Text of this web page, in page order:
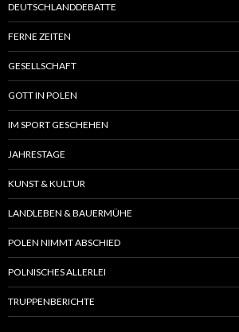
DEUTSCHLANDDEBATTE
FERNE ZEITEN
GESELLSCHAFT
GOTT IN POLEN
IM SPORT GESCHEHEN
JAHRESTAGE
KUNST & KULTUR
LANDLEBEN & BAUERMÜHE
POLEN NIMMT ABSCHIED
POLNISCHES ALLERLEI
TRUPPENBERICHTE